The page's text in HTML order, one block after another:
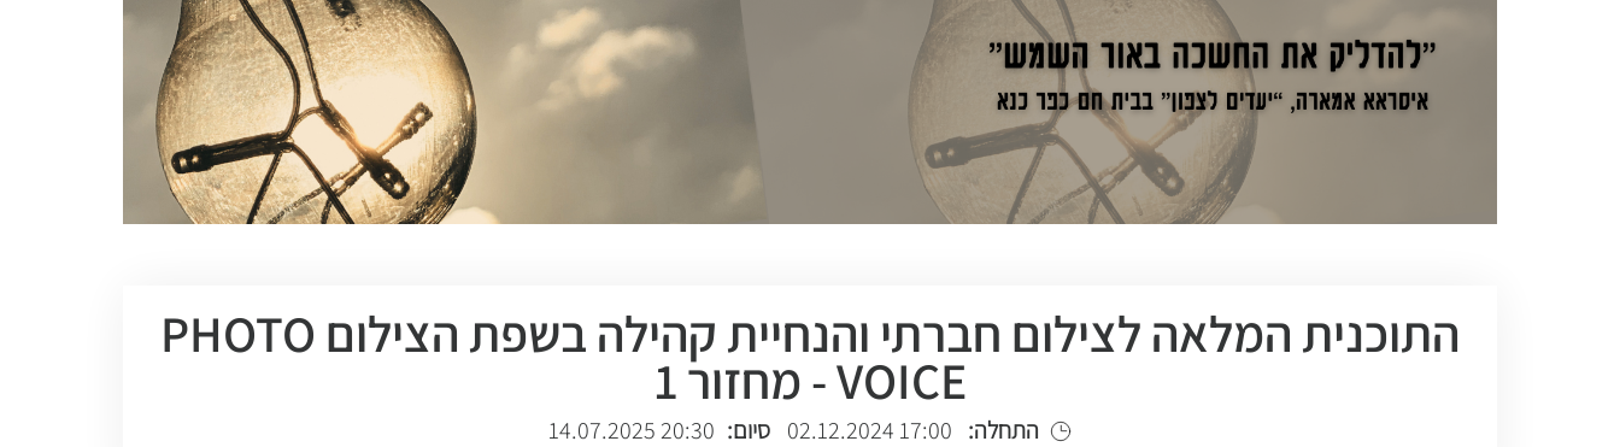
התוכנית המלאה לצילום חברתי והנחיית קהילה בשפת הצילום PHOTO
VOICE - מחזור 1
התחלה: 17:00 02.12.2024 סיום: 20:30 14.07.2025